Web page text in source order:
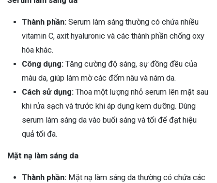
Thành phần: Serum làm sáng thường có chứa nhiều
vitamin C, axit hyaluronic và các thành phần chống oxy
hóa khác.
Công dụng: Tăng cường độ sáng, sự đồng đều của
màu da, giúp làm mờ các đốm nâu và nám da.
Cách sử dụng: Thoa một lượng nhỏ serum lên mặt sau
khi rửa sạch và trước khi áp dụng kem dưỡng. Dùng
serum làm sáng da vào buổi sáng và tối để đạt hiệu
quả tối đa.
Mặt nạ làm sáng da
Thành phần: Mặt nạ làm sáng da thường có chứa các